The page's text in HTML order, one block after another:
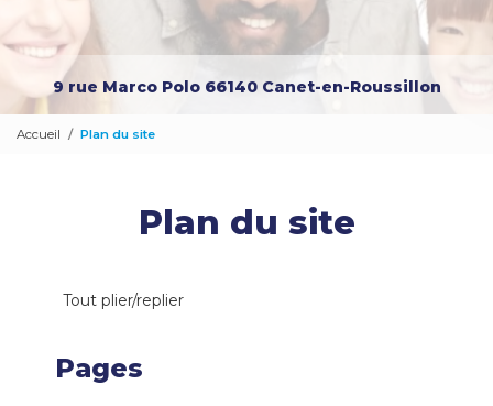
9 rue Marco Polo 66140 Canet-en-Roussillon
Accueil Plan du site
Plan du site
Tout plier/replier
Pages